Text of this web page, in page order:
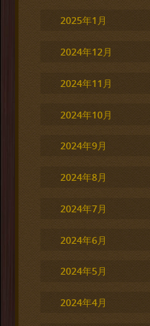
2025年1月
2024年12月
2024年11月
2024年10月
2024年9月
2024年8月
2024年7月
2024年6月
2024年5月
2024年4月